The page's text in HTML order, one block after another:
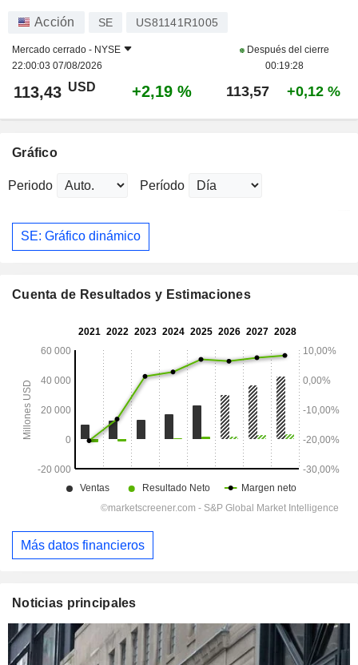
Acción SE US81141R1005
Mercado cerrado - NYSE
22:00:03 07/08/2026
Después del cierre
00:19:28
113,43 USD +2,19 % 113,57 +0,12 %
Gráfico
Periodo Período
SE: Gráfico dinámico
Cuenta de Resultados y Estimaciones
Más datos financieros
Noticias principales